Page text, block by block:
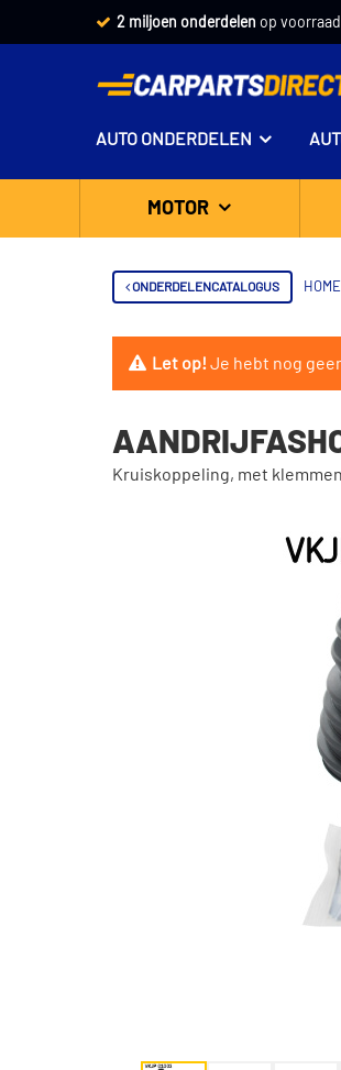
Vandaag besteld, morgen in huis *
2 miljoen onderdelen op voorraad
AUTO ONDERDELEN
MOTOR
ONDERDELENCATALOGUS HOME
Let op!Je hebt nog
Kruiskoppeling, met klemmen